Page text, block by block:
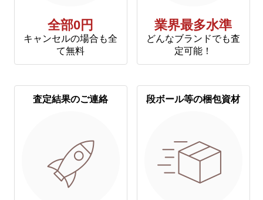
全部0円
キャンセルの場合も全
て無料
業界最多水準
どんなブランドでも査
定可能！
査定結果のご連絡 段ボール等の梱包資材